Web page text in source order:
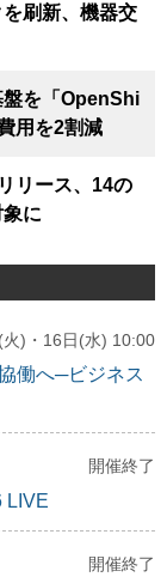
刷新、機器交
を「OpenShi
用を2割減
リース、14の
に
)・16日(水) 10:00
働へ─ビジネス
開催終了
LIVE
開催終了